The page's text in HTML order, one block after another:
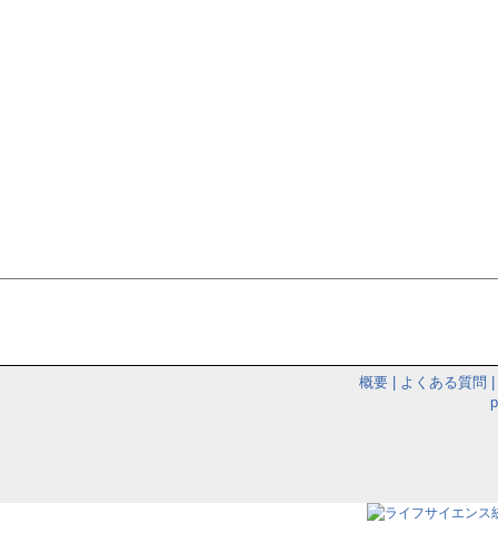
概要 よくある質問